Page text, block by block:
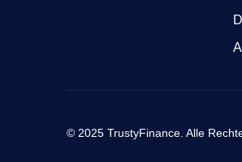
© 2025 TrustyFinance. Alle